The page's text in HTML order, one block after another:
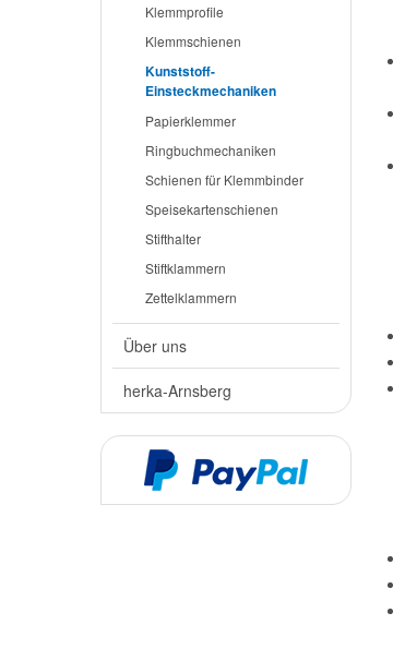
Klemmprofile
Klemmschienen
Kunststoff-
Einsteckmechaniken
Papierklemmer
Ringbuchmechaniken
Schienen für Klemmbinder
Speisekartenschienen
Stifthalter
Stiftklammern
Zettelklammern
Über uns
herka-Arnsberg